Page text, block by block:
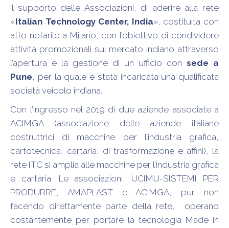
il supporto delle Associazioni, di aderire alla rete
«Italian Technology Center, India», costituita con
atto notarile a Milano, con l’obiettivo di condividere
attività promozionali sul mercato indiano attraverso
l’apertura e la gestione di un ufficio con sede a
Pune, per la quale è stata incaricata una qualificata
società veicolo indiana.
Con l’ingresso nel 2019 di due aziende associate a
ACIMGA (associazione delle aziende italiane
costruttrici di macchine per l’industria grafica,
cartotecnica, cartaria, di trasformazione e affini), la
rete ITC si amplia alle macchine per l’industria grafica
e cartaria. Le associazioni, UCIMU-SISTEMI PER
PRODURRE, AMAPLAST e ACIMGA, pur non
facendo direttamente parte della rete, operano
costantemente per portare la tecnologia Made in